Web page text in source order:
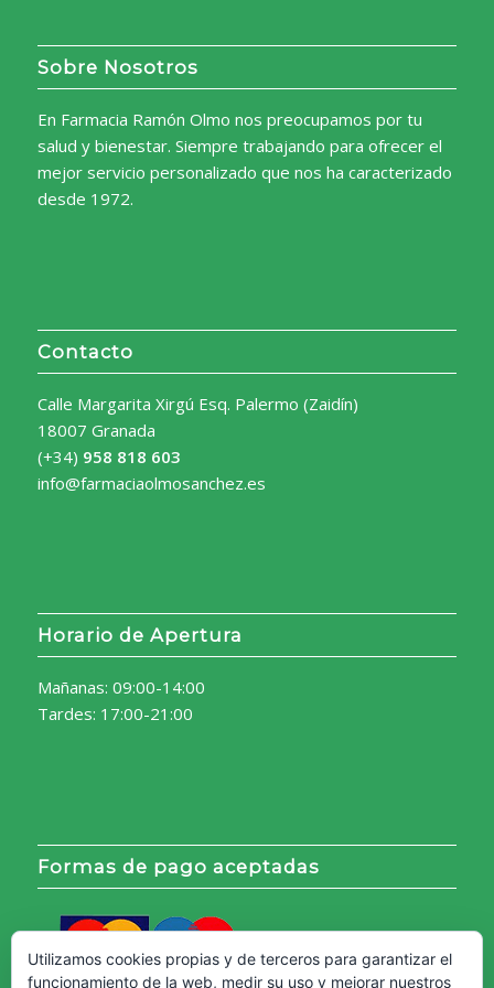
Sobre Nosotros
En Farmacia Ramón Olmo nos preocupamos por tu
salud y bienestar. Siempre trabajando para ofrecer el
mejor servicio personalizado que nos ha caracterizado
desde 1972.
Contacto
Calle Margarita Xirgú Esq. Palermo (Zaidín)
18007 Granada
(+34) 958 818 603
info@farmaciaolmosanchez.es
Horario de Apertura
Mañanas: 09:00-14:00
Tardes: 17:00-21:00
Formas de pago aceptadas
Utilizamos cookies propias y de terceros para garantizar el
funcionamiento de la web, medir su uso y mejorar nuestros